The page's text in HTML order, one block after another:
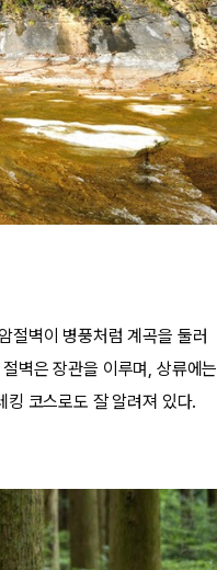
절벽이 병풍처럼 계곡을 둘러
벽은 장관을 이루며, 상류에는
코스로도 잘 알려져 있다.